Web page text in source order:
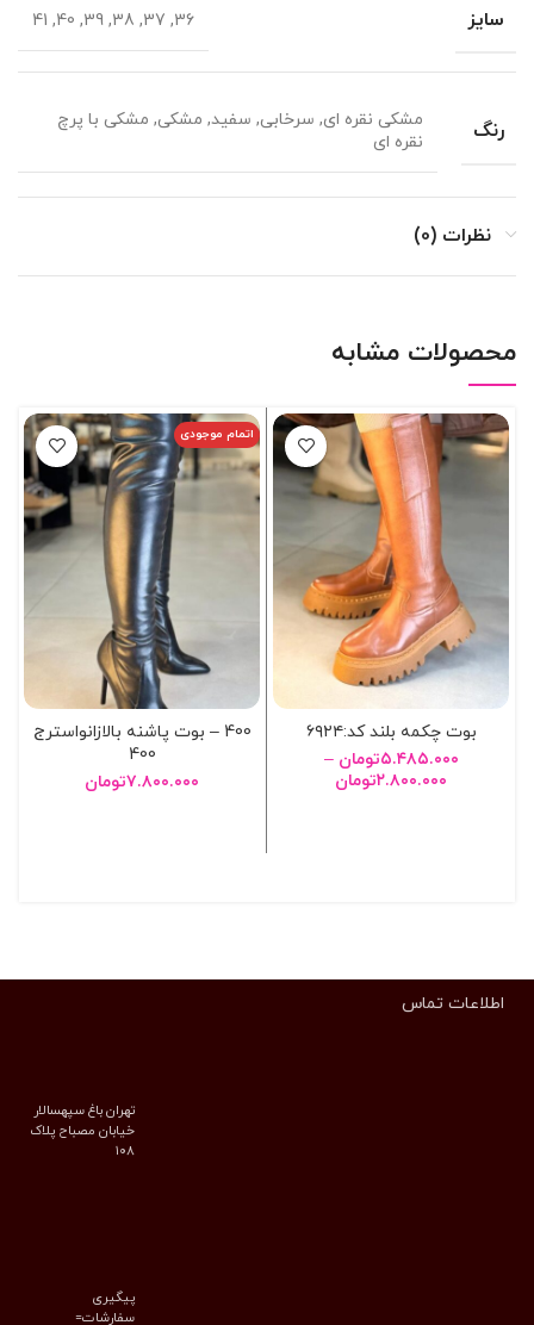
سایز 36, 37, 38, 39, 40, 41
رنگ
مشکی نقره ای, سرخابی, سفید, مشکی, مشکی با پرچ
نقره ای
نظرات (0)
محصولات مشابه
بوت چکمه بلند کد:۶۹۲۴
۵.۴۸۵.۰۰۰تومان –
۲.۸۰۰.۰۰۰تومان
اتمام موجودی
400 – بوت پاشنه بالازانواسترج
400
۷.۸۰۰.۰۰۰تومان
اطلاعات تماس
تهران باغ سپهسالار
خیابان مصباح پلاک
۱۰۸
پیگیری
سفارشات=